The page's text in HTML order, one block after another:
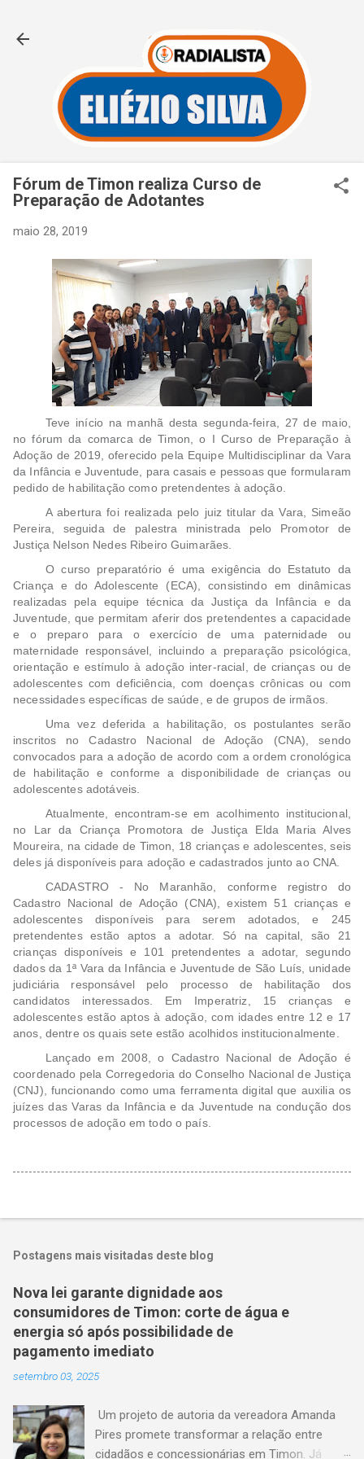
Fórum de Timon realiza Curso de
Preparação de Adotantes
maio 28, 2019
Teve início na manhã desta segunda-feira, 27 de maio,
no fórum da comarca de Timon, o I Curso de Preparação à
Adoção de 2019, oferecido pela Equipe Multidisciplinar da Vara
da Infância e Juventude, para casais e pessoas que formularam
pedido de habilitação como pretendentes à adoção.
A abertura foi realizada pelo juiz titular da Vara, Simeão
Pereira, seguida de palestra ministrada pelo Promotor de
Justiça Nelson Nedes Ribeiro Guimarães.
O curso preparatório é uma exigência do Estatuto da
Criança e do Adolescente (ECA), consistindo em dinâmicas
realizadas pela equipe técnica da Justiça da Infância e da
Juventude, que permitam aferir dos pretendentes a capacidade
e o preparo para o exercício de uma paternidade ou
maternidade responsável, incluindo a preparação psicológica,
orientação e estímulo à adoção inter-racial, de crianças ou de
adolescentes com deficiência, com doenças crônicas ou com
necessidades específicas de saúde, e de grupos de irmãos.
Uma vez deferida a habilitação, os postulantes serão
inscritos no Cadastro Nacional de Adoção (CNA), sendo
convocados para a adoção de acordo com a ordem cronológica
de habilitação e conforme a disponibilidade de crianças ou
adolescentes adotáveis.
Atualmente, encontram-se em acolhimento institucional,
no Lar da Criança Promotora de Justiça Elda Maria Alves
Moureira, na cidade de Timon, 18 crianças e adolescentes, seis
deles já disponíveis para adoção e cadastrados junto ao CNA.
CADASTRO - No Maranhão, conforme registro do
Cadastro Nacional de Adoção (CNA), existem 51 crianças e
adolescentes disponíveis para serem adotados, e 245
pretendentes estão aptos a adotar. Só na capital, são 21
crianças disponíveis e 101 pretendentes a adotar, segundo
dados da 1ª Vara da Infância e Juventude de São Luís, unidade
judiciária responsável pelo processo de habilitação dos
candidatos interessados. Em Imperatriz, 15 crianças e
adolescentes estão aptos à adoção, com idades entre 12 e 17
anos, dentre os quais sete estão acolhidos institucionalmente.
Lançado em 2008, o Cadastro Nacional de Adoção é
coordenado pela Corregedoria do Conselho Nacional de Justiça
(CNJ), funcionando como uma ferramenta digital que auxilia os
juízes das Varas da Infância e da Juventude na condução dos
processos de adoção em todo o país.
Postagens mais visitadas deste blog
Nova lei garante dignidade aos
consumidores de Timon: corte de água e
energia só após possibilidade de
pagamento imediato
setembro 03, 2025
Um projeto de autoria da vereadora Amanda
Pires promete transformar a relação entre
cidadãos e concessionárias em Timon. Já